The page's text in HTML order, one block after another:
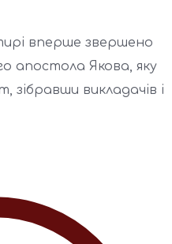
вперше звершено
апостола Якова, яку
зібравши викладачів і